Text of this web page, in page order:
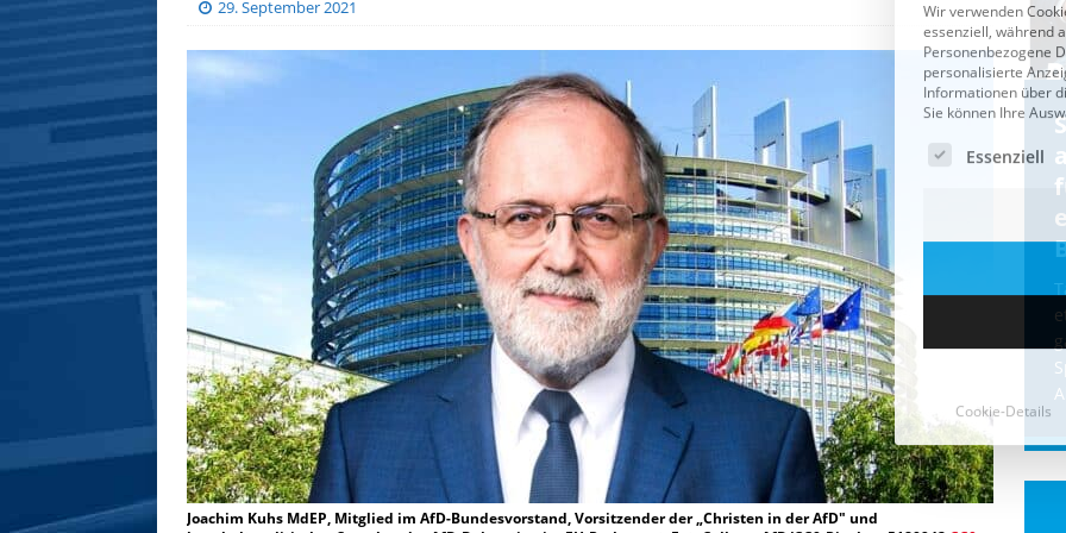
29. September 2021
Joachim Kuhs MdEP, Mitglied im AfD-Bundesvorstand, Vorsitzender der „Christen in der AfD" und
CDU & Ampel wollen nach
der Wahl wieder Afghanen
einfliegen: Zeit für ein
Asylmoratorium!
Die Bundesregierung und die CDU
halten die Wähler für dumm! Weil die
Stimmung wegen der von Afghanen
verübten Anschläge kippte, wurden die
Flüge vor der[...]
Cookie-Details